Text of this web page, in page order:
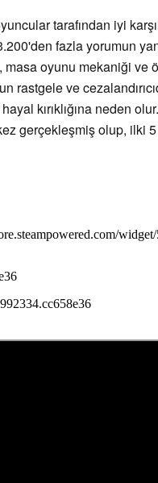
tarafından iyi
fazla yorumun
masa oyunu mekaniği ve
rastgele ve
kırıklığına neden
gerçekleşmiş olup, ilki